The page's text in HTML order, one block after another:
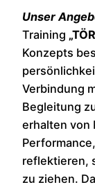
Unser
Training
Konzepts
Verbindung
Begleitung
erhalten von
reflektieren,
zu ziehen.